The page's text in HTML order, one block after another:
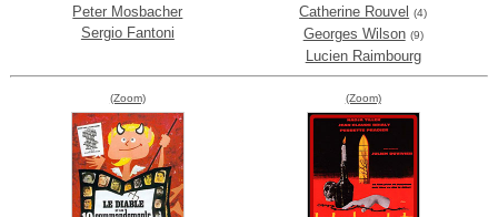
Peter Mosbacher
Sergio Fantoni
Catherine Rouvel (4)
Georges Wilson (9)
Lucien Raimbourg
(Zoom) (Zoom)